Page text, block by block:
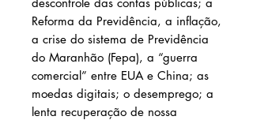
Reforma da Previdência, a inflação,
a crise do sistema de Previdência
do Maranhão (Fepa), a “guerra
comercial” entre EUA e China; as
moedas digitais; o desemprego; a
lenta recuperação de nossa